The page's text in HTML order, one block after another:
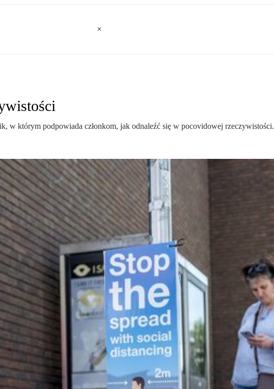
w którym podpowiada członkom, jak odnaleźć się w pocovidowej rzeczywistości.